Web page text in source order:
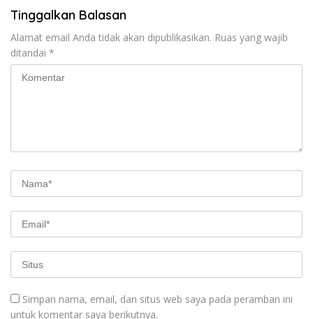
Tinggalkan Balasan
Alamat email Anda tidak akan dipublikasikan. Ruas yang wajib
ditandai *
Simpan nama, email, dan situs web saya pada peramban ini
untuk komentar saya berikutnya.